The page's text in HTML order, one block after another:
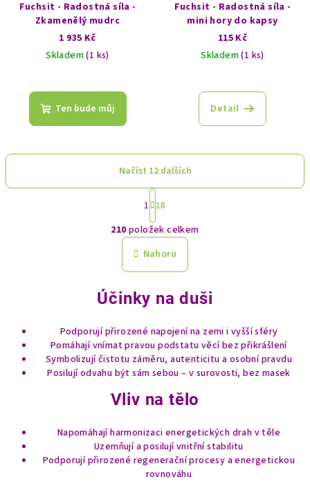
Fuchsit - Radostná síla -
Zkamenělý mudrc
1 935 Kč
Skladem(1 ks)
Ten bude můj
Fuchsit - Radostná síla -
mini hory do kapsy
115 Kč
Skladem(1 ks)
Detail
O
v
l
á
a
í
p
r
v
k
y
v
ý
p
i
Načíst 12 dalších
S
t
r
á
n
k
o
á
í
1 18
210 položek celkem
Nahoru
Účinky na duši
Podporují přirozené napojení na zemi i vyšší sféry
Pomáhají vnímat pravou podstatu věcí bez přikrášlení
Symbolizují čistotu záměru, autenticitu a osobní pravdu
Posilují odvahu být sám sebou – v surovosti, bez masek
Vliv na tělo
Napomáhají harmonizaci energetických drah v těle
Uzemňují a posilují vnitřní stabilitu
Podporují přirozené regenerační procesy a energetickou
rovnováhu